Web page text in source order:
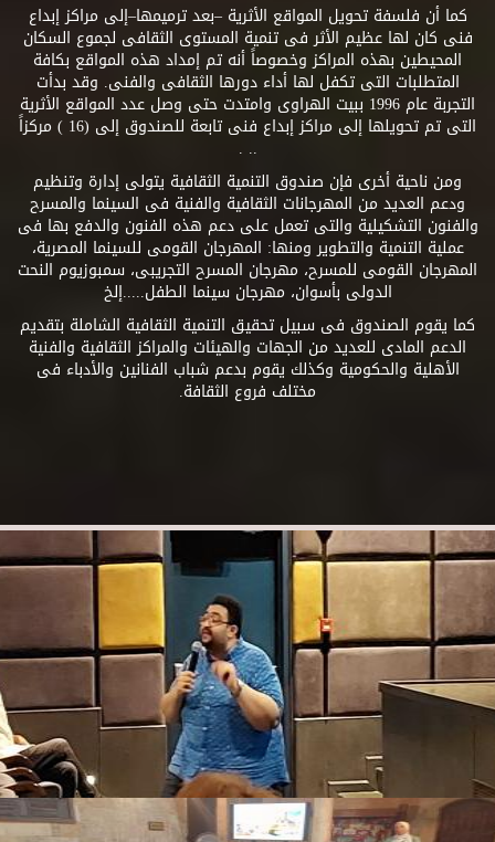
كما أن فلسفة تحويل المواقع الأثرية –بعد ترميمها–إلى مراكز إبداع
فنى كان لها عظيم الأثر فى تنمية المستوى الثقافى لجموع السكان
المحيطين بهذه المراكز وخصوصاً أنه تم إمداد هذه المواقع بكافة
المتطلبات التى تكفل لها أداء دورها الثقافى والفنى. وقد بدأت
التجربة عام 1996 ببيت الهراوى وامتدت حتى وصل عدد المواقع الأثرية
التى تم تحويلها إلى مراكز إبداع فنى تابعة للصندوق إلى (16 ) مركزاً
.. .
ومن ناحية أخرى فإن صندوق التنمية الثقافية يتولى إدارة وتنظيم
ودعم العديد من المهرجانات الثقافية والفنية فى السينما والمسرح
والفنون التشكيلية والتى تعمل على دعم هذه الفنون والدفع بها فى
عملية التنمية والتطوير ومنها: المهرجان القومى للسينما المصرية،
المهرجان القومى للمسرح، مهرجان المسرح التجريبى، سمبوزيوم النحت
الدولى بأسوان، مهرجان سينما الطفل.....إلخ
كما يقوم الصندوق فى سبيل تحقيق التنمية الثقافية الشاملة بتقديم
الدعم المادى للعديد من الجهات والهيئات والمراكز الثقافية والفنية
الأهلية والحكومية وكذلك يقوم بدعم شباب الفنانين والأدباء فى
مختلف فروع الثقافة.